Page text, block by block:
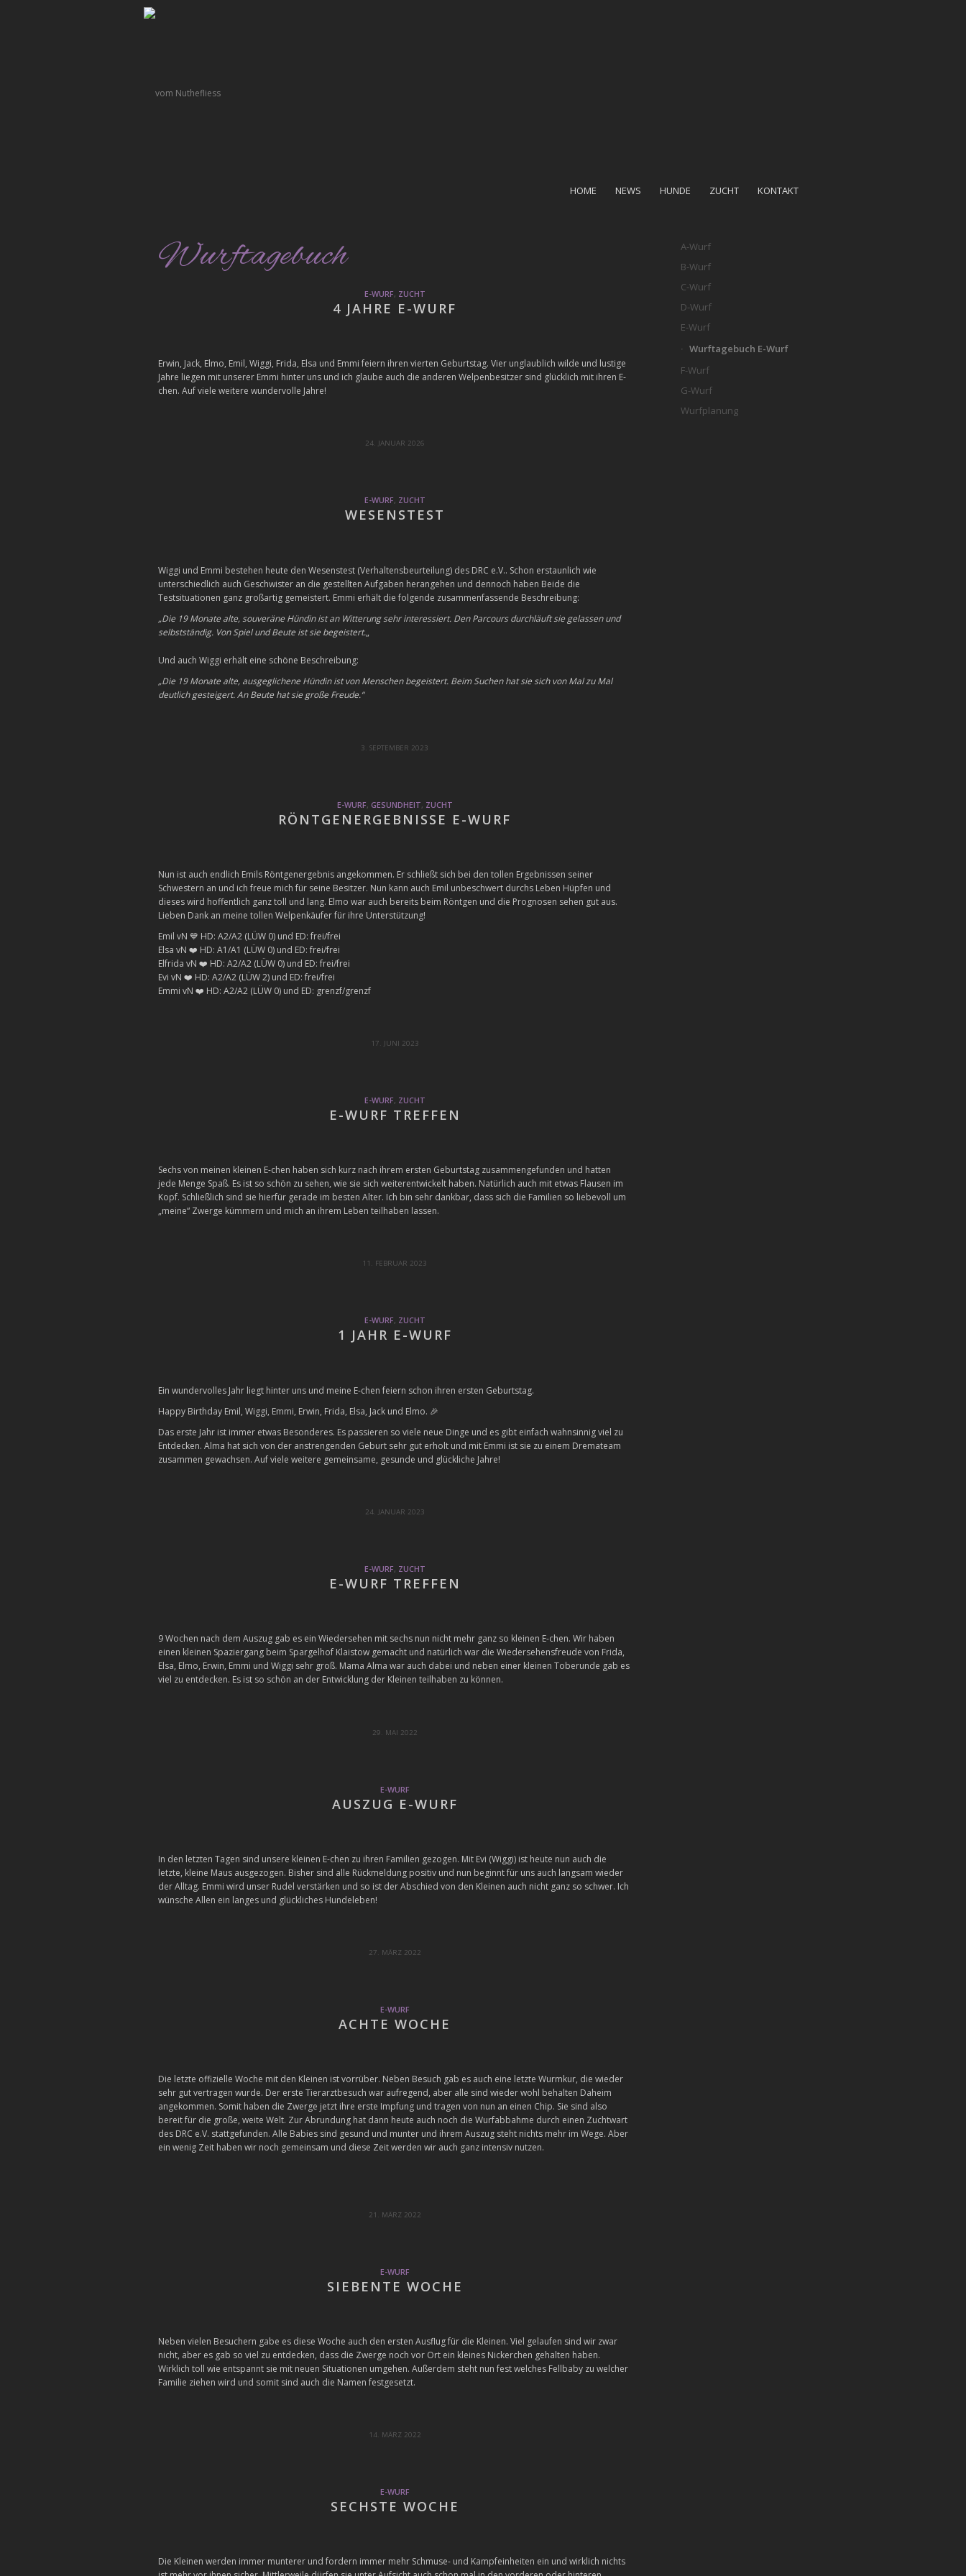
HOME NEWS HUNDE ZUCHT KONTAKT
Wurftagebuch
E-WURF, ZUCHT
4 JAHRE E-WURF
Erwin, Jack, Elmo, Emil, Wiggi, Frida, Elsa und Emmi feiern ihren vierten Geburtstag. Vier unglaublich wilde und lustige
Jahre liegen mit unserer Emmi hinter uns und ich glaube auch die anderen Welpenbesitzer sind glücklich mit ihren E-
chen. Auf viele weitere wundervolle Jahre!
24. JANUAR 2026
E-WURF, ZUCHT
WESENSTEST
Wiggi und Emmi bestehen heute den Wesenstest (Verhaltensbeurteilung) des DRC e.V.. Schon erstaunlich wie
unterschiedlich auch Geschwister an die gestellten Aufgaben herangehen und dennoch haben Beide die
Testsituationen ganz großartig gemeistert. Emmi erhält die folgende zusammenfassende Beschreibung:
„Die 19 Monate alte, souveräne Hündin ist an Witterung sehr interessiert. Den Parcours durchläuft sie gelassen und
selbstständig. Von Spiel und Beute ist sie begeistert.„
Und auch Wiggi erhält eine schöne Beschreibung:
„Die 19 Monate alte, ausgeglichene Hündin ist von Menschen begeistert. Beim Suchen hat sie sich von Mal zu Mal
deutlich gesteigert. An Beute hat sie große Freude.“
3. SEPTEMBER 2023
E-WURF, GESUNDHEIT, ZUCHT
RÖNTGENERGEBNISSE E-WURF
Nun ist auch endlich Emils Röntgenergebnis angekommen. Er schließt sich bei den tollen Ergebnissen seiner
Schwestern an und ich freue mich für seine Besitzer. Nun kann auch Emil unbeschwert durchs Leben Hüpfen und
dieses wird hoffentlich ganz toll und lang. Elmo war auch bereits beim Röntgen und die Prognosen sehen gut aus.
Lieben Dank an meine tollen Welpenkäufer für ihre Unterstützung!
Emil vN 💙 HD: A2/A2 (LÜW 0) und ED: frei/frei
Elsa vN ❤️ HD: A1/A1 (LÜW 0) und ED: frei/frei
Elfrida vN ❤️ HD: A2/A2 (LÜW 0) und ED: frei/frei
Evi vN ❤️ HD: A2/A2 (LÜW 2) und ED: frei/frei
Emmi vN ❤️ HD: A2/A2 (LÜW 0) und ED: grenzf/grenzf
17. JUNI 2023
E-WURF, ZUCHT
E-WURF TREFFEN
Sechs von meinen kleinen E-chen haben sich kurz nach ihrem ersten Geburtstag zusammengefunden und hatten
jede Menge Spaß. Es ist so schön zu sehen, wie sie sich weiterentwickelt haben. Natürlich auch mit etwas Flausen im
Kopf. Schließlich sind sie hierfür gerade im besten Alter. Ich bin sehr dankbar, dass sich die Familien so liebevoll um
„meine“ Zwerge kümmern und mich an ihrem Leben teilhaben lassen.
11. FEBRUAR 2023
E-WURF, ZUCHT
1 JAHR E-WURF
Ein wundervolles Jahr liegt hinter uns und meine E-chen feiern schon ihren ersten Geburtstag.
Happy Birthday Emil, Wiggi, Emmi, Erwin, Frida, Elsa, Jack und Elmo. 🎉
Das erste Jahr ist immer etwas Besonderes. Es passieren so viele neue Dinge und es gibt einfach wahnsinnig viel zu
Entdecken. Alma hat sich von der anstrengenden Geburt sehr gut erholt und mit Emmi ist sie zu einem Dremateam
zusammen gewachsen. Auf viele weitere gemeinsame, gesunde und glückliche Jahre!
24. JANUAR 2023
E-WURF, ZUCHT
E-WURF TREFFEN
9 Wochen nach dem Auszug gab es ein Wiedersehen mit sechs nun nicht mehr ganz so kleinen E-chen. Wir haben
einen kleinen Spaziergang beim Spargelhof Klaistow gemacht und natürlich war die Wiedersehensfreude von Frida,
Elsa, Elmo, Erwin, Emmi und Wiggi sehr groß. Mama Alma war auch dabei und neben einer kleinen Toberunde gab es
viel zu entdecken. Es ist so schön an der Entwicklung der Kleinen teilhaben zu können.
29. MAI 2022
E-WURF
AUSZUG E-WURF
In den letzten Tagen sind unsere kleinen E-chen zu ihren Familien gezogen. Mit Evi (Wiggi) ist heute nun auch die
letzte, kleine Maus ausgezogen. Bisher sind alle Rückmeldung positiv und nun beginnt für uns auch langsam wieder
der Alltag. Emmi wird unser Rudel verstärken und so ist der Abschied von den Kleinen auch nicht ganz so schwer. Ich
wünsche Allen ein langes und glückliches Hundeleben!
27. MÄRZ 2022
E-WURF
ACHTE WOCHE
Die letzte offizielle Woche mit den Kleinen ist vorrüber. Neben Besuch gab es auch eine letzte Wurmkur, die wieder
sehr gut vertragen wurde. Der erste Tierarztbesuch war aufregend, aber alle sind wieder wohl behalten Daheim
angekommen. Somit haben die Zwerge jetzt ihre erste Impfung und tragen von nun an einen Chip. Sie sind also
bereit für die große, weite Welt. Zur Abrundung hat dann heute auch noch die Wurfabbahme durch einen Zuchtwart
des DRC e.V. stattgefunden. Alle Babies sind gesund und munter und ihrem Auszug steht nichts mehr im Wege. Aber
ein wenig Zeit haben wir noch gemeinsam und diese Zeit werden wir auch ganz intensiv nutzen.
21. MÄRZ 2022
E-WURF
SIEBENTE WOCHE
Neben vielen Besuchern gabe es diese Woche auch den ersten Ausflug für die Kleinen. Viel gelaufen sind wir zwar
nicht, aber es gab so viel zu entdecken, dass die Zwerge noch vor Ort ein kleines Nickerchen gehalten haben.
Wirklich toll wie entspannt sie mit neuen Situationen umgehen. Außerdem steht nun fest welches Fellbaby zu welcher
Familie ziehen wird und somit sind auch die Namen festgesetzt.
14. MÄRZ 2022
E-WURF
SECHSTE WOCHE
Die Kleinen werden immer munterer und fordern immer mehr Schmuse- und Kampfeinheiten ein und wirklich nichts
A-Wurf
B-Wurf
C-Wurf
D-Wurf
E-Wurf
Wurftagebuch E-Wurf
F-Wurf
G-Wurf
Wurfplanung